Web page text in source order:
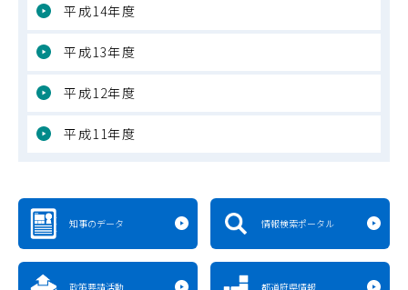
平成14年度
平成13年度
平成12年度
平成11年度
知事のデータ 情報検索ポータル
政策要請活動 都道府県情報